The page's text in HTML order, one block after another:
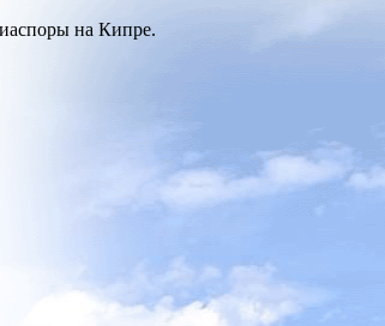
на Кипре.